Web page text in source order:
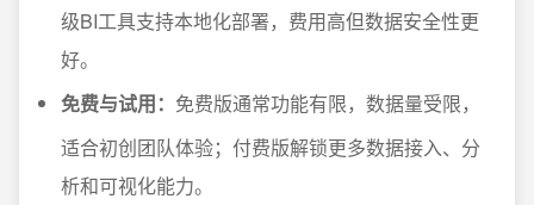
级BI工具支持本地化部署，费用高但数据安全性更
好。
免费与试用： 免费版通常功能有限，数据量受限，
适合初创团队体验；付费版解锁更多数据接入、分
析和可视化能力。